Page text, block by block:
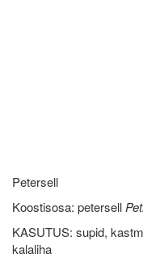
Petersell
Koostisosa: petersell
KASUTUS: supid,
kalaliha